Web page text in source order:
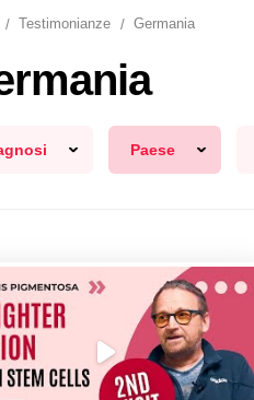
Testimonianze Germania
Paese